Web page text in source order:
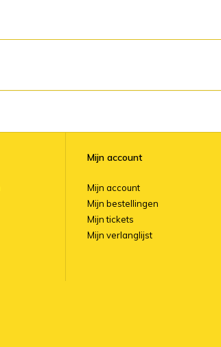
Mijn account
Mijn account
Mijn bestellingen
Mijn tickets
Mijn verlanglijst